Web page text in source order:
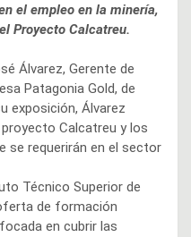
el empleo en la minería,
Proyecto Calcatreu.
Álvarez, Gerente de
Patagonia Gold, de
exposición, Álvarez
Calcatreu y los
se requerirán en el sector
Técnico Superior de
de formación
en cubrir las